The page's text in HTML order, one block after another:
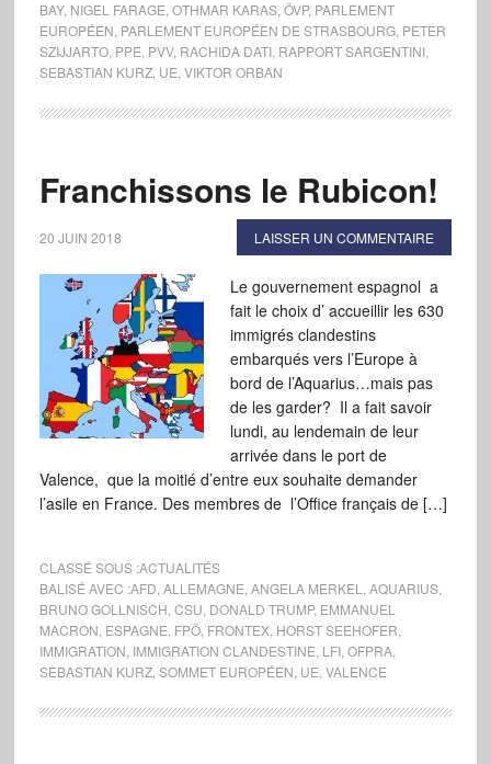
BAY, NIGEL FARAGE OTHMAR KARAS, ÖVP, PARLEMENT
EUROPÉEN PARLEMENT EUROPÉEN DE STRASBOURG, PETER
SZIJJARTO, PPE PVV, RACHIDA DATI, RAPPORT SARGENTINI,
SEBASTIAN KURZ, UE VIKTOR ORBAN
Franchissons le Rubicon!
20 JUIN 2018 LAISSER UN COMMENTAIRE
Le gouvernement espagnol a
fait le choix d’ accueillir les 630
immigrés clandestins
embarqués vers l’Europe à
bord de l’Aquarius…mais pas
de les garder? Il a fait savoir
lundi, au lendemain de leur
arrivée dans le port de
Valence, que la moitié d’entre eux souhaite demander
l’asile en France. Des membres de l’Office français de […]
CLASSÉ SOUS :ACTUALITÉS
BALISÉ AVEC :AFD ALLEMAGNE ANGELA MERKEL AQUARIUS,
BRUNO GOLLNISCH CSU DONALD TRUMP, EMMANUEL
MACRON ESPAGNE FPÖ, FRONTEX, HORST SEEHOFER
IMMIGRATION IMMIGRATION CLANDESTINE LFI, OFPRA,
SEBASTIAN KURZ, SOMMET EUROPÉEN UE VALENCE